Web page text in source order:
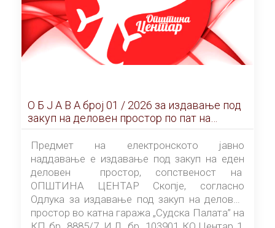
О Б Ј А В А брoj 01 / 2026 за издавање под
закуп на деловен простор по пат на
ЕЛЕКТРОНСКО ЈАВНО НАДДАВАЊЕ
Предмет на електронското јавно
наддавање е издавање под закуп на еден
деловен простор, сопственост на
ОПШТИНА ЦЕНТАР Скопје, согласно
Одлука за издавање под закуп на деловен
простор во катна гаража „Судска Палата” на